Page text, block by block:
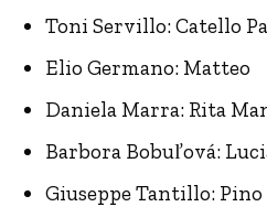
Toni Servillo: Catello
Elio Germano: Matteo
Daniela Marra: Rita
Barbora Bobuľová:
Giuseppe Tantillo: